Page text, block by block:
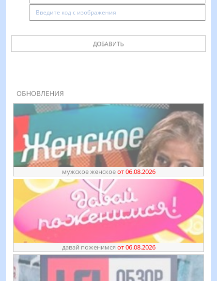
ДОБАВИТЬ
ОБНОВЛЕНИЯ
мужское женскоеот 06.08.2026
давай поженимся от 06.08.2026